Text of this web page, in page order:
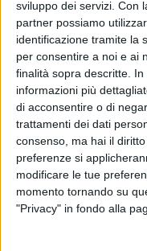
sviluppo dei servizi. Con
partner possiamo
identificazione tramite la
per consentire a noi e ai
finalità sopra descritte.
informazioni più
di acconsentire o di
trattamenti dei dati
consenso, ma hai il
preferenze si
modificare le tue
momento tornando su
"Privacy" in fondo alla
MATERA - 12
​Matera
MATERA - 12
Parco
arrende
MATERA - 12
Grande